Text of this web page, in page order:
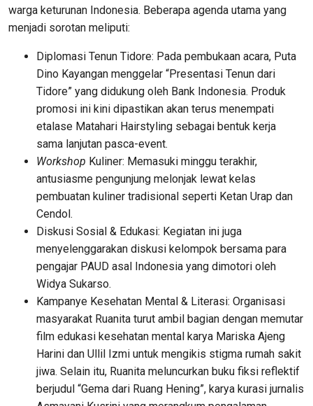
warga keturunan Indonesia. Beberapa agenda utama yang
menjadi sorotan meliputi:
Diplomasi Tenun Tidore: Pada pembukaan acara, Puta
Dino Kayangan menggelar “Presentasi Tenun dari
Tidore” yang didukung oleh Bank Indonesia. Produk
promosi ini kini dipastikan akan terus menempati
etalase Matahari Hairstyling sebagai bentuk kerja
sama lanjutan pasca-event.
Workshop Kuliner: Memasuki minggu terakhir,
antusiasme pengunjung melonjak lewat kelas
pembuatan kuliner tradisional seperti Ketan Urap dan
Cendol.
Diskusi Sosial & Edukasi: Kegiatan ini juga
menyelenggarakan diskusi kelompok bersama para
pengajar PAUD asal Indonesia yang dimotori oleh
Widya Sukarso.
Kampanye Kesehatan Mental & Literasi: Organisasi
masyarakat Ruanita turut ambil bagian dengan memutar
film edukasi kesehatan mental karya Mariska Ajeng
Harini dan Ullil Izmi untuk mengikis stigma rumah sakit
jiwa. Selain itu, Ruanita meluncurkan buku fiksi reflektif
berjudul “Gema dari Ruang Hening”, karya kurasi jurnalis